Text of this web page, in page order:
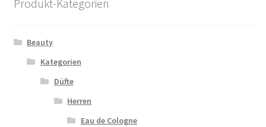
Produkt-Kategorien
Beauty
Kategorien
Düfte
Herren
Eau de Cologne